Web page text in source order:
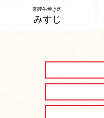
常陸牛焼き肉
みすじ